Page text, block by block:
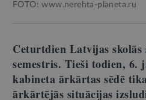
FOTO: www.nerehta-planeta.ru
Ceturtdien Latvijas skolās
semestris. Tieši todien,
kabineta ārkārtas sēdē
ārkārtējās situācijas